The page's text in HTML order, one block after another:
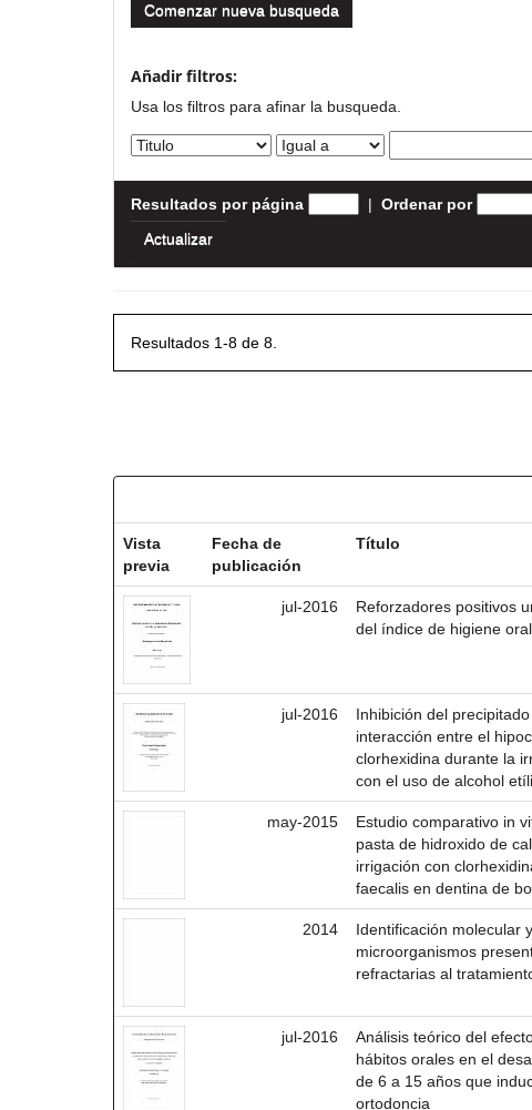
Comenzar nueva busqueda
Añadir filtros:
Usa los filtros para afinar la busqueda.
Resultados por página | Ordenar por
Resultados 1-8 de 8.
Vista
previa
Fecha de
publicación
Título
jul-2016
Reforzadores positivos
del índice de higiene oral
jul-2016
Inhibición del
interacción entre el
clorhexidina durante la
con el uso de alcohol
may-2015
Estudio comparativo in
pasta de hidroxido de
irrigación con
faecalis en dentina de
2014
Identificación molecular
microorganismos
refractarias al
jul-2016
Análisis teórico del
hábitos orales en el
de 6 a 15 años que
ortodoncia